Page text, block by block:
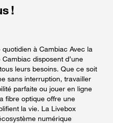
!
à Cambiac Avec la
disposent d’une
leurs besoins. Que ce soit
sans interruption, travailler
parfaite ou jouer en ligne
fibre optique offre une
la vie. La Livebox
numérique